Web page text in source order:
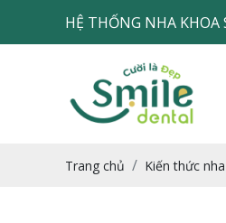
HỆ THỐNG NHA KHOA
Trang chủ Kiến thức